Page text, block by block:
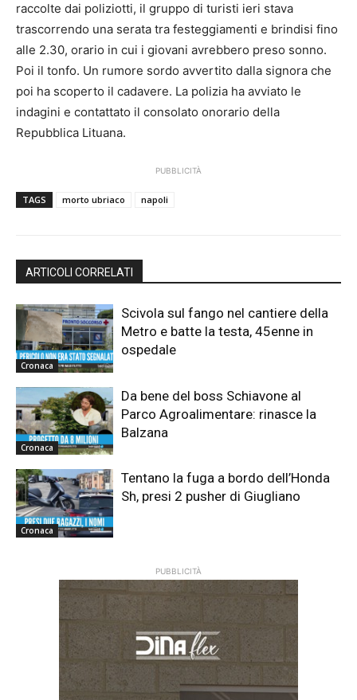
raccolte dai poliziotti, il gruppo di turisti ieri stava
trascorrendo una serata tra festeggiamenti e brindisi fino
alle 2.30, orario in cui i giovani avrebbero preso sonno.
Poi il tonfo. Un rumore sordo avvertito dalla signora che
poi ha scoperto il cadavere. La polizia ha avviato le
indagini e contattato il consolato onorario della
Repubblica Lituana.
PUBBLICITÀ
TAGS morto ubriaco napoli
ARTICOLI CORRELATI
Cronaca
Scivola sul fango nel cantiere della
Metro e batte la testa, 45enne in
ospedale
Cronaca
Da bene del boss Schiavone al
Parco Agroalimentare: rinasce la
Balzana
Cronaca
Tentano la fuga a bordo dell’Honda
Sh, presi 2 pusher di Giugliano
PUBBLICITÀ